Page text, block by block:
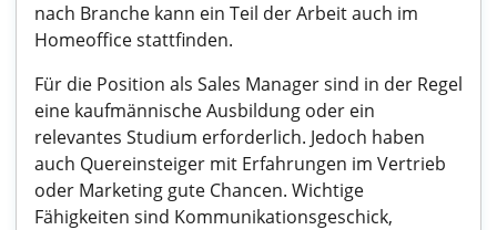
nach Branche kann ein Teil der Arbeit auch im
Homeoffice stattfinden.
Für die Position als Sales Manager sind in der Regel
eine kaufmännische Ausbildung oder ein
relevantes Studium erforderlich. Jedoch haben
auch Quereinsteiger mit Erfahrungen im Vertrieb
oder Marketing gute Chancen. Wichtige
Fähigkeiten sind Kommunikationsgeschick,